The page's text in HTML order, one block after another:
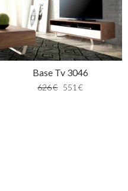
Base Tv 3046
626€ 551 €